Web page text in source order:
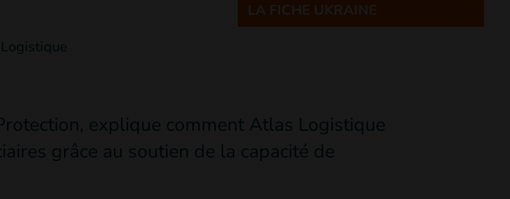
LA FICHE UKRAINE
explique comment Atlas Logistique
grâce au soutien de la capacité de